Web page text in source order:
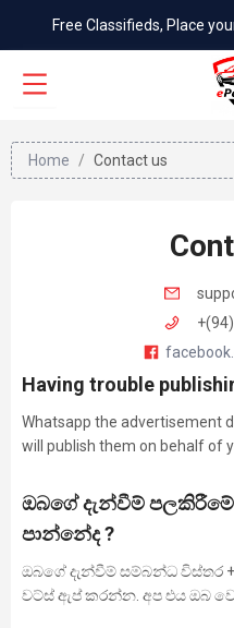
Free Classifieds, Place
Home / Contact us
Having trouble
Whatsapp the advertisement
will publish them on behalf of
ඔබගේ දැන්වීම්
පාන්නේද ?
ඔබගේ දැන්වීම් සම්බන්ධ විස්තර
වට්ස් ඇප් කරන්න. අප එය ඔබ